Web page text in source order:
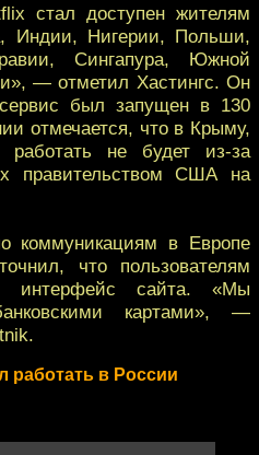
стал доступен жителям
Индии, Нигерии, Польши,
Сингапура, Южной
— отметил Хастингс. Он
был запущен в 130
отмечается, что в Крыму,
не будет из-за
правительством США на
коммуникациям в Европе
что пользователям
интерфейс сайта. «Мы
картами», —
работать в России